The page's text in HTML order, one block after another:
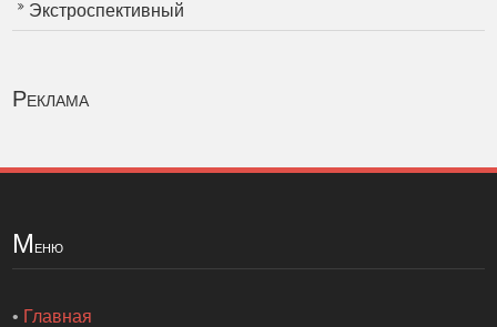
Экстроспективный
Реклама
Меню
• Главная